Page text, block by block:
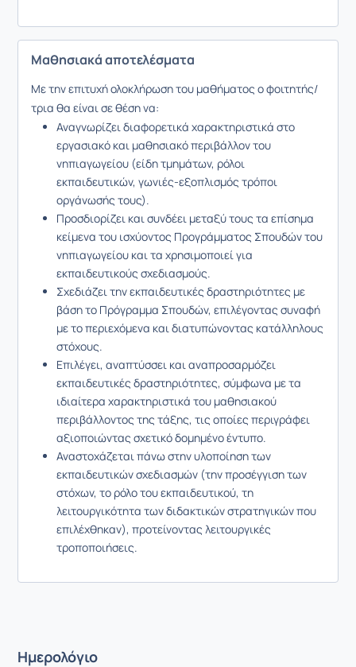
Μαθησιακά αποτελέσματα
Με την επιτυχή ολοκλήρωση του μαθήματος ο φοιτητής/
τρια θα είναι σε θέση να:
Αναγνωρίζει διαφορετικά χαρακτηριστικά στο
εργασιακό και μαθησιακό περιβάλλον του
νηπιαγωγείου (είδη τμημάτων, ρόλοι
εκπαιδευτικών, γωνιές-εξοπλισμός τρόποι
οργάνωσής τους).
Προσδιορίζει και συνδέει μεταξύ τους τα επίσημα
κείμενα του ισχύοντος Προγράμματος Σπουδών του
νηπιαγωγείου και τα χρησιμοποιεί για
εκπαιδευτικούς σχεδιασμούς.
Σχεδιάζει την εκπαιδευτικές δραστηριότητες με
βάση το Πρόγραμμα Σπουδών, επιλέγοντας συναφή
με το περιεχόμενα και διατυπώνοντας κατάλληλους
στόχους.
Επιλέγει, αναπτύσσει και αναπροσαρμόζει
εκπαιδευτικές δραστηριότητες, σύμφωνα με τα
ιδιαίτερα χαρακτηριστικά του μαθησιακού
περιβάλλοντος της τάξης, τις οποίες περιγράφει
αξιοποιώντας σχετικό δομημένο έντυπο.
Αναστοχάζεται πάνω στην υλοποίηση των
εκπαιδευτικών σχεδιασμών (την προσέγγιση των
στόχων, το ρόλο του εκπαιδευτικού, τη
λειτουργικότητα των διδακτικών στρατηγικών που
επιλέχθηκαν), προτείνοντας λειτουργικές
τροποποιήσεις.
Ημερολόγιο